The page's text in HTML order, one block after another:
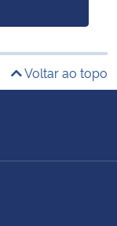
Voltar ao topo